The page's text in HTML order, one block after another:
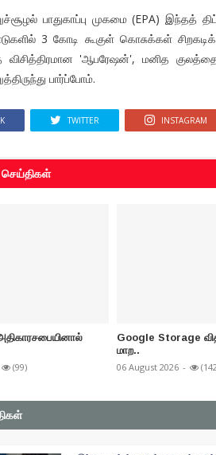
பாதுகாப்பு முகமை (EPA)
3 கோடி கூகுள் கொசுக்கள்
விசித்திரமான 'ஆபரேஷன்', மனித
பார்ப்போம்.
TWITTER INSTAGRAM
அதிகாரசபையினால்
(99)
Google Storage
மாற..
06 August 2026 -